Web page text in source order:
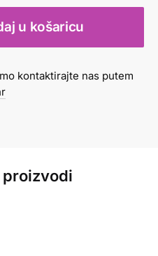
u košaricu
kontaktirajte nas putem
proizvodi